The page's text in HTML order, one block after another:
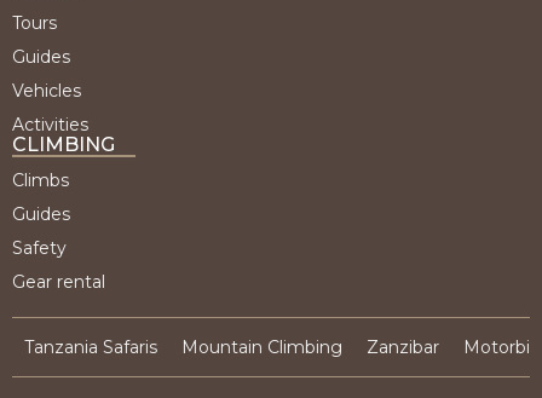
Tours
Guides
Vehicles
Activities
CLIMBING
Climbs
Guides
Safety
Gear rental
Tanzania Safaris Mountain Climbing Zanzibar